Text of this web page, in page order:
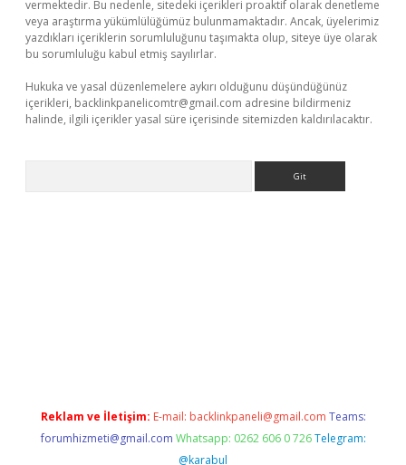
vermektedir. Bu nedenle, sitedeki içerikleri proaktif olarak denetleme
veya araştırma yükümlülüğümüz bulunmamaktadır. Ancak, üyelerimiz
yazdıkları içeriklerin sorumluluğunu taşımakta olup, siteye üye olarak
bu sorumluluğu kabul etmiş sayılırlar.
Hukuka ve yasal düzenlemelere aykırı olduğunu düşündüğünüz
içerikleri, backlinkpanelicomtr@gmail.com adresine bildirmeniz
halinde, ilgili içerikler yasal süre içerisinde sitemizden kaldırılacaktır.
Reklam ve İletişim: E-mail: backlinkpaneli@gmail.com Teams:
forumhizmeti@gmail.com Whatsapp: 0262 606 0 726 Telegram:
@karabul